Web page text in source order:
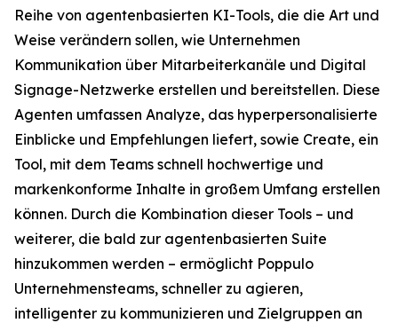
Reihe von agentenbasierten KI-Tools, die die Art und
Weise verändern sollen, wie Unternehmen
Kommunikation über Mitarbeiterkanäle und Digital
Signage-Netzwerke erstellen und bereitstellen. Diese
Agenten umfassen Analyze, das hyperpersonalisierte
Einblicke und Empfehlungen liefert, sowie Create, ein
Tool, mit dem Teams schnell hochwertige und
markenkonforme Inhalte in großem Umfang erstellen
können. Durch die Kombination dieser Tools – und
weiterer, die bald zur agentenbasierten Suite
hinzukommen werden – ermöglicht Poppulo
Unternehmensteams, schneller zu agieren,
intelligenter zu kommunizieren und Zielgruppen an